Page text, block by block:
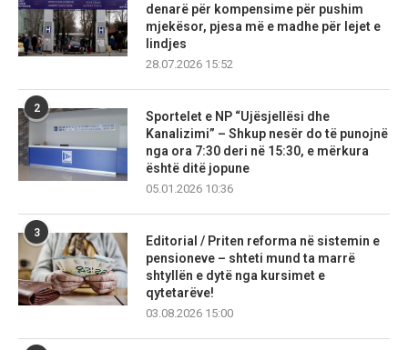
denarë për kompensime për pushim
mjekësor, pjesa më e madhe për lejet e
lindjes
28.07.2026 15:52
2
Sportelet e NP “Ujësjellësi dhe
Kanalizimi” – Shkup nesër do të punojnë
nga ora 7:30 deri në 15:30, e mërkura
është ditë jopune
05.01.2026 10:36
3
Editorial / Priten reforma në sistemin e
pensioneve – shteti mund ta marrë
shtyllën e dytë nga kursimet e
qytetarëve!
03.08.2026 15:00